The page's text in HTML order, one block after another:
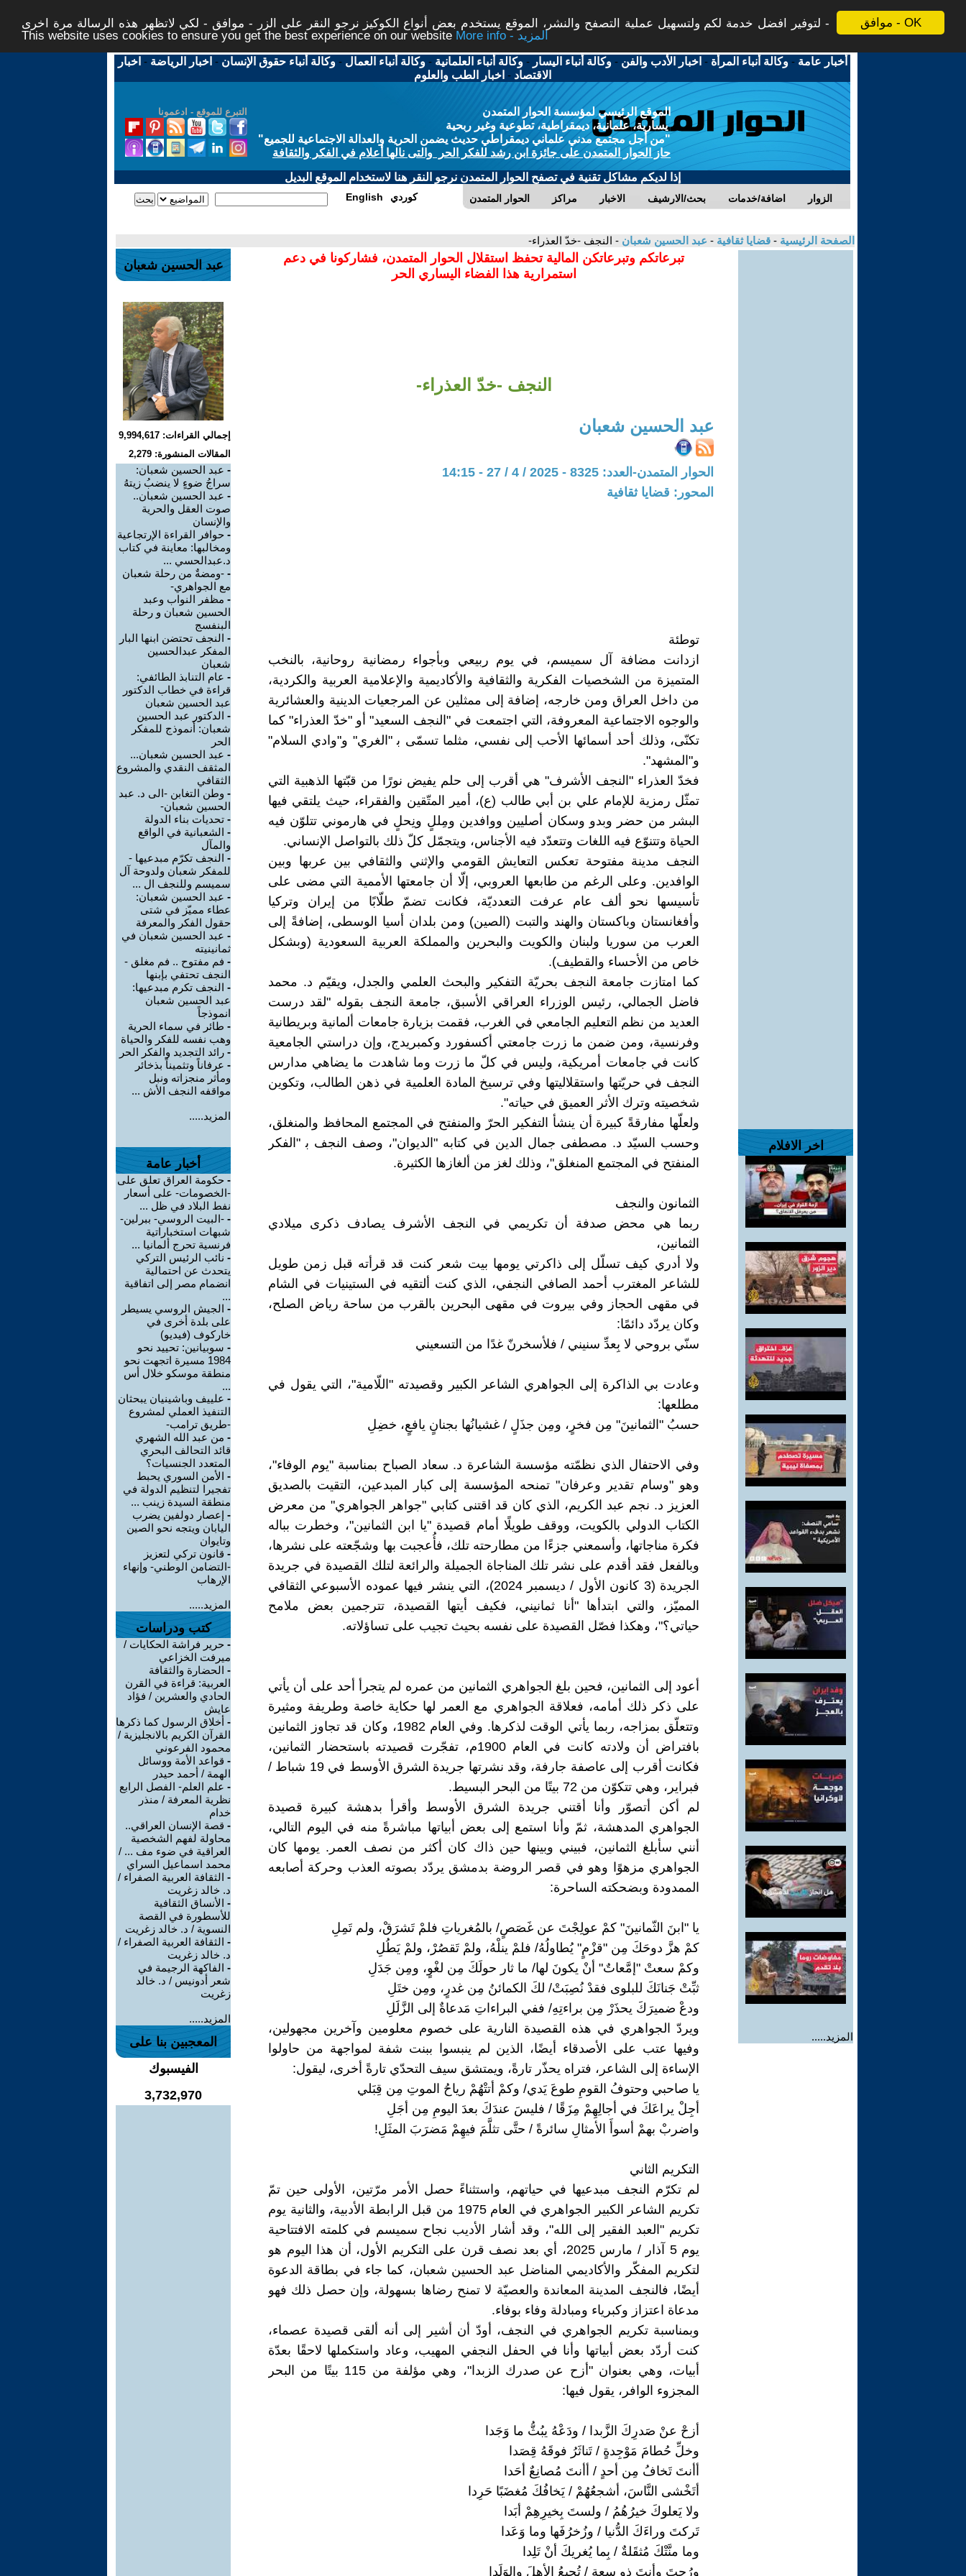
موافق - OK
لتوفير افضل خدمة لكم ولتسهيل عملية التصفح والنشر، الموقع يستخدم بعض أنواع الكوكيز نرجو النقر على الزر - موافق - لكي لاتظهر هذه الرسالة مرة اخرى -
This website uses cookies to ensure you get the best experience on our website
More info - المزيد
أخبار عامة -وكالة أنباء المرأة - اخبار الأدب والفن -وكالة أنباء اليسار -وكالة أنباء العلمانية -وكالة أنباء العمال -وكالة أنباء حقوق الإنسان - اخبار الرياضة - اخبار
الاقتصاد - اخبار الطب والعلوم
التبرع للموقع - ادعمونا
الموقع الرئيسي لمؤسسة الحوار المتمدن
يسارية، علمانية، ديمقراطية، تطوعية وغير ربحية
"من أجل مجتمع مدني علماني ديمقراطي حديث يضمن الحرية والعدالة الاجتماعية للجميع"
حاز الحوار المتمدن على جائزة ابن رشد للفكر الحر والتى نالها أعلام في الفكر والثقافة
إذا لديكم مشاكل تقنية في تصفح الحوار المتمدن نرجو النقر هنا لاستخدام الموقع البديل
الحوار المتمدن مراكز الاخبار بحث/الارشيف اضافة/خدمات الزوار English كوردي
الصفحة الرئيسية - قضايا ثقافية - عبد الحسين شعبان - النجف -خدّ العذراء-
اخر الافلام
المزيد.....
تبرعاتكم وتبرعاتكن المالية تحفظ استقلال الحوار المتمدن، فشاركونا في دعم
استمرارية هذا الفضاء اليساري الحر
النجف -خدّ العذراء-
عبد الحسين شعبان
الحوار المتمدن-العدد: 8325 - 2025 / 4 / 27 - 14:15
المحور: قضايا ثقافية
توطئة
ازدانت مضافة آل سميسم، في يوم ربيعي وبأجواء رمضانية روحانية، بالنخب
المتميزة من الشخصيات الفكرية والثقافية والأكاديمية والإعلامية العربية والكردية،
من داخل العراق ومن خارجه، إضافة إلى ممثلين عن المرجعيات الدينية والعشائرية
والوجوه الاجتماعية المعروفة، التي اجتمعت في "النجف السعيد" أو "خدّ العذراء" كما
تكنّى، وذلك أحد أسمائها الأحب إلى نفسي، مثلما تسمّى ﺑ "الغري" و"وادي السلام"
و"المشهد".
فخدّ العذراء "النجف الأشرف" هي أقرب إلى حلم يفيض نورًا من قبّتها الذهبية التي
تمثّل رمزية للإمام علي بن أبي طالب (ع)، أمير المتّقين والفقراء، حيث يلتقي فيها
البشر من حضر وبدو وسكان أصليين ووافدين ومِللٍ ونِحلٍ في هارموني تتلوّن فيه
الحياة وتتنوّع فيه اللغات وتتعدّد فيه الأجناس، ويتجمّل كلّ ذلك بالتواصل الإنساني.
النجف مدينة مفتوحة تعكس التعايش القومي والإثني والثقافي بين عربها وبين
الوافدين. وعلى الرغم من طابعها العروبي، إلّا أن جامعتها الأممية التي مضى على
تأسيسها نحو ألف عام عرفت التعدديّة، فكانت تضمّ طلّابًا من إيران وتركيا
وأفغانستان وباكستان والهند والتبت (الصين) ومن بلدان أسيا الوسطى، إضافةً إلى
العرب من سوريا ولبنان والكويت والبحرين والمملكة العربية السعودية (وبشكل
خاص من الأحساء والقطيف).
كما امتازت جامعة النجف بحريّة التفكير والبحث العلمي والجدل، ويقيّم د. محمد
فاضل الجمالي، رئيس الوزراء العراقي الأسبق، جامعة النجف بقوله "لقد درست
العديد من نظم التعليم الجامعي في الغرب، فقمت بزيارة جامعات ألمانية وبريطانية
وفرنسية، ومن ضمن ما زرت جامعتي أكسفورد وكمبريدج، وإن دراستي الجامعية
كانت في جامعات أمريكية، وليس في كلّ ما زرت وما شاهدت ما يضاهي مدارس
النجف في حريّتها واستقلاليتها وفي ترسيخ المادة العلمية في ذهن الطالب، وتكوين
شخصيته وترك الأثر العميق في حياته".
ولعلّها مفارقةً كبيرة أن ينشأ التفكير الحرّ والمنفتح في المجتمع المحافظ والمنغلق،
وحسب السيّد د. مصطفى جمال الدين في كتابه "الديوان"، وصف النجف ﺑ "الفكر
المنفتح في المجتمع المنغلق"، وذلك لغز من ألغازها الكثيرة.
الثمانون والنجف
ربما هي محض صدفة أن تكريمي في النجف الأشرف يصادف ذكرى ميلادي
الثمانين،
ولا أدري كيف تسلّل إلى ذاكرتي يومها بيت شعر كنت قد قرأته قبل زمن طويل
للشاعر المغترب أحمد الصافي النجفي، الذي كنت ألتقيه في الستينيات في الشام
في مقهى الحجاز وفي بيروت في مقهى البحرين بالقرب من ساحة رياض الصلح،
وكان يردّد دائمًا:
سنّي بروحي لا بِعدِّ سنيني / فلأسخرنّ غدًا من التسعيني
وعادت بي الذاكرة إلى الجواهري الشاعر الكبير وقصيدته "اللّامية"، التي يقول في
مطلعها:
حسبُ "الثمانينَ" مِن فخرٍ، ومِن جذَلٍ / غشيانُها بجنانٍ يافعٍ، خضِلِ
وفي الاحتفال الذي نظمّته مؤسسة الشاعرة د. سعاد الصباح بمناسبة "يوم الوفاء"،
وهو "وسام تقدير وعرفان" تمنحه المؤسسة إلى كبار المبدعين، التقيت بالصديق
العزيز د. نجم عبد الكريم، الذي كان قد اقتنى كتابي "جواهر الجواهري" من معرض
الكتاب الدولي بالكويت، ووقف طويلًا أمام قصيدة "يا ابن الثمانين"، وخطرت بباله
فكرة مناجاتها، وأسمعني جزءًا من مطارحته تلك، فأُعجبت بها وشجّعته على نشرها،
وبالفعل فقد أقدم على نشر تلك المناجاة الجميلة والرائعة لتلك القصيدة في جريدة
الجريدة (3 كانون الأول / ديسمبر 2024)، التي ينشر فيها عموده الأسبوعي الثقافي
المميّز، والتي ابتدأها "أنا ثمانيني، فكيف أيتها القصيدة، تترجمين بعض ملامح
حياتي؟"، وهكذا فصّل القصيدة على نفسه بحيث تجيب على تساؤلاته.
أعود إلى الثمانين، فحين بلغ الجواهري الثمانين من عمره لم يتجرأ أحد على أن يأتي
على ذكر ذلك أمامه، فعلاقة الجواهري مع العمر لها حكاية خاصة وطريفة ومثيرة
وتتعلّق بمزاجه، ربما يأتي الوقت لذكرها. وفي العام 1982، وكان قد تجاوز الثمانين
بافتراض أن ولادته كانت في العام 1900ﻡ، تفجّرت قصيدته باستحضار الثمانين،
فكانت أقرب إلى عاصفة جارفة، وقد نشرتها جريدة الشرق الأوسط في 19 شباط /
فبراير، وهي تتكوّن من 72 بيتًا من البحر البسيط.
لم أكن أتصوّر وأنا أقتني جريدة الشرق الأوسط وأقرأ بدهشة كبيرة قصيدة
الجواهري المدهشة، ثمّ وأنا استمع إلى بعض أبياتها مباشرةً منه في اليوم التالي،
أنني سأبلغ الثمانين، فبيني وبينها حين ذاك كان أكثر من نصف العمر. يومها كان
الجواهري مزهوًا وهو في قصر الروضة بدمشق يردّد بصوته العذب وحركة أصابعه
الممدودة وبضحكته الساحرة:
يا "ابنَ الثّمانينَ" كمْ عولِجْتَ عن غَصَصٍ/ بالمُغرياتِ فلمْ تَشرَقْ، ولم تَمِلِ
كمْ هزَّ دوحَكَ مِن "قزْمٍ" يُطاولُهُ/ فلمْ ينلْهُ، ولمْ تَقصُرْ، ولمْ يَطُلِ
وكمْ سعتْ "إمَّعاتٌ" أنْ يكونَ لها/ ما ثار حولَكَ مِن لغْوٍ، ومِن جَدَلِ
ثبِّتْ جَنانَكَ للبلوى فقدْ نُصِبَتْ/ لكَ الكمائنُ مِن غدرٍ، ومِن ختَلِ
ودعْ ضميرَكَ يحذَرْ مِن براءتِهِ/ ففي البراءاتِ مَدعاةٌ إلى الزَّلَلِ
ويردّ الجواهري في هذه القصيدة النارية على خصوم معلومين وآخرين مجهولين،
وفيها عتب على الأصدقاء أيضًا، الذين لم ينبسوا ببنت شفة لمواجهة من حاولوا
الإساءة إلى الشاعر، فتراه يحذّر تارةً، ويمتشق سيف التحدّي تارةً أخرى، ليقول:
يا صاحبي وحتوفُ القومِ طوعَ يَدي/ وكمْ أتتْهُمْ رياحُ الموتِ مِن قِبَلي
أجِلْ يراعَكَ في أجالِهِمْ مِزَقًا / فليسَ عندَكَ بعدَ اليومِ مِن أجَلِ
واضربْ بهمْ أسوأَ الأمثالِ سائرةً / حتَّى تثلَّمَ فيهِمْ مَضرَبَ المثَلِ!
التكريم الثاني
لم تكرّم النجف مبدعيها في حياتهم، واستثناءً حصل الأمر مرّتين، الأولى حين تمّ
تكريم الشاعر الكبير الجواهري في العام 1975 من قبل الرابطة الأدبية، والثانية يوم
تكريم "العبد الفقير إلى الله"، وقد أشار الأديب نجاح سميسم في كلمته الافتتاحية
يوم 5 آذار / مارس 2025، أي بعد نصف قرن على التكريم الأول، أن هذا اليوم هو
لتكريم المفكّر والأكاديمي المناضل عبد الحسين شعبان، كما جاء في بطاقة الدعوة
أيضًا، فالنجف المدينة المعاندة والعصيّة لا تمنح رضاها بسهولة، وإن حصل ذلك فهو
مدعاة اعتزاز وكبرياء ومبادلة وفاء بوفاء.
وبمناسبة تكريم الجواهري في النجف، أودّ أن أشير إلى أنه ألقى قصيدة عصماء،
كنت أردّد بعض أبياتها وأنا في الحفل النجفي المهيب، وعاد واستكملها لاحقًا بعدّة
أبيات، وهي بعنوان "أزح عن صدرك الزبدا"، وهي مؤلفة من 115 بيتًا من البحر
المجزوء الوافر، يقول فيها:
أزحْ عنْ صَدرِكَ الزَّبدا / ودَعْهُ يبُثُّ ما وَجَدا
وخلِّ حُطامَ مَوْجِدةٍ / تَناثَرُ فوقَهُ قِصَدا
أأنتَ تَخافُ مِن أحدٍ / أأنتَ مُصانِعٌ أحَدا
أتَخْشى النَّاسَ، أشجعُهُمْ / يَخافُكَ مُغضَبًا حَرِدا
ولا يَعلوكَ خيرُهُمُ / ولستَ بِخيرِهِمْ أبَدا
تَركتَ وراءَكَ الدُّنيا / وزُخرُفَها وما وَعَدا
وما منَّتْكَ مُثقَلةٌ / بِما يُغريكَ أنْ تَلِدا
ورُحتَ وأنتَ ذو سِعةٍ / تُجيعُ الأهلَ والوَلَدا
عبد الحسين شعبان
إجمالي القراءات: 9,994,617
المقالات المنشورة: 2,279
- عبد الحسين شعبان:
سراجُ ضوءٍ لا ينضبُ زيتهُ
- عبد الحسين شعبان..
صوت العقل والحرية
والإنسان
- حوافر القراءة الإرتجاعية
ومخالبها: معاينة في كتاب
د.عبدالحسي ...
- -ومضةٌ من رحلة شعبان
مع الجواهري-
- مظفر النواب وعبد
الحسين شعبان و رحلة
البنفسج
- النجف تحتضن ابنها البار
المفكر عبدالحسين
شعبان
- عام التنابذ الطائفي:
قراءة في خطاب الدكتور
عبد الحسين شعبان
- الدكتور عبد الحسين
شعبان: أنموذج للمفكر
الحر
- عبد الحسين شعبان...
المثقف النقدي والمشروع
الثقافي
- وطن التغابن -الى د. عبد
الحسين شعبان-
- تحديات بناء الدولة
- الشعبانية في الواقع
والمآل
- النجف تكرّم مبدعيها -
للمفكر شعبان ولدوحة آل
سميسم وللنجف ال ...
- عبد الحسين شعبان:
عطاء مميّز في شتى
حقول الفكر والمعرفة
- عبد الحسين شعبان في
ثمانينيته
- فم مفتوح .. فم مغلق -
النجف تحتفي بإبنها
- النجف تكرم مبدعيها:
عبد الحسين شعبان
انموذجاً
- طائر في سماء الحرية
وهب نفسه للفكر والحياة
- رائد التجديد والفكر الحر
- عرفاناً وتثميناً بذخائر
ومأثر منجزاته ونبل
مواقفه النجف الأش ...
المزيد.....
أخبار عامة
- حكومة العراق تعلق على
-الخصومات- على أسعار
نفط البلاد في ظل ...
- -البيت الروسي- ببرلين-
شبهات استخباراتية
فرنسية تحرج ألمانيا ...
- نائب الرئيس التركي
يتحدث عن احتمالية
انضمام مصر إلى اتفاقية
...
- الجيش الروسي يسيطر
على بلدة أخرى في
خاركوف (فيديو)
- سوبيانين: تحييد نحو
1984 مسيرة اتجهت نحو
منطقة موسكو خلال أس
...
- علييف وباشينيان يبحثان
التنفيذ العملي لمشروع
-طريق ترامب-
- من عبد الله الشهري
قائد التحالف البحري
المتعدد الجنسيات؟
- الأمن السوري يحبط
تفجيرا لتنظيم الدولة في
منطقة السيدة زينب ...
- إعصار دولفين يضرب
اليابان ويتجه نحو الصين
وتايوان
- قانون تركي لتعزيز
-التضامن الوطني- وإنهاء
الإرهاب
المزيد.....
كتب ودراسات
- حرير فراشة الحكايات /
ميرفت الخزاعي
- الحضارة والثقافة
العربية: قراءة في القرن
الحادي والعشرين / فؤاد
عايش
- أخلاق الرسول كما ذكرها
القرآن الكريم بالانجليزية /
محمود الفرعوني
- قواعد الأمة ووسائل
الهمة / أحمد حيدر
- علم العلم- الفصل الرابع
نظرية المعرفة / منذر
خدام
- قصة الإنسان العراقي..
محاولة لفهم الشخصية
العراقية في ضوء مف ... /
محمد اسماعيل السراي
- الثقافة العربية الصفراء /
د. خالد زغريت
- الأنساق الثقافية
للأسطورة في القصة
النسوية / د. خالد زغريت
- الثقافة العربية الصفراء /
د. خالد زغريت
- الفاكهة الرجيمة في
شعر أدونيس / د. خالد
زغريت
المزيد.....
المعجبين بنا على
الفيسبوك
3,732,970